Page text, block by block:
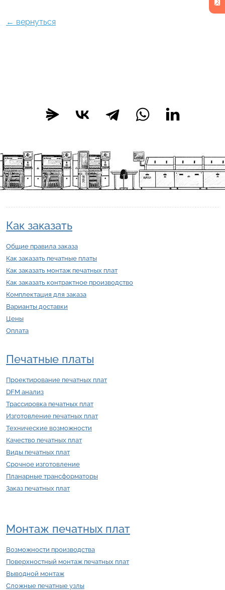
← вернуться
Как заказать
Общие правила заказа
Как заказать печатные платы
Как заказать монтаж печатных плат
Как заказать контрактное производство
Комплектация для заказа
Варианты доставки
Цены
Оплата
Печатные платы
Проектирование печатных плат
DFM анализ
Трассировка печатных плат
Изготовление печатных плат
Технические возможности
Качество печатных плат
Виды печатных плат
Срочное изготовление
Планарные трансформаторы
Заказ печатных плат
Монтаж печатных плат
Возможности производства
Поверхностный монтаж печатных плат
Выводной монтаж
Сложные печатные узлы